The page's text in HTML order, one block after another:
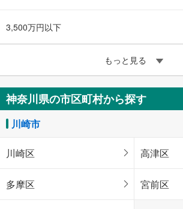
3,500万円以下
もっと見る
神奈川県の市区町村から探す
川崎市
川崎区 高津区
多摩区 宮前区